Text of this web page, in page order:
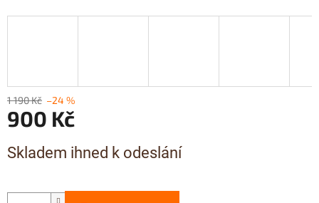
1 190 Kč –24 %
900 Kč
cena:
Skladem ihned k odeslání